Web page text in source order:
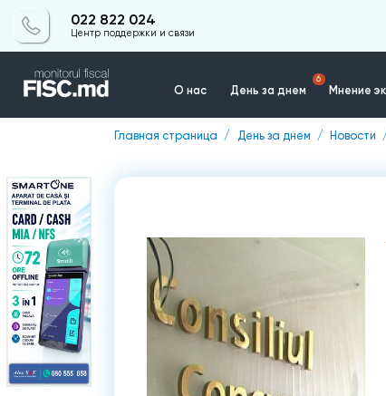
022 822 024
Центр поддержки и связи
О нас День за днем
6
Мнение
Главная страница День за днем Новости